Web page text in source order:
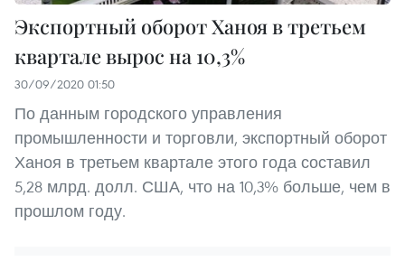
Экспортный оборот Ханоя в третьем
квартале вырос на 10,3%
30/09/2020 01:50
По данным городского управления
промышленности и торговли, экспортный оборот
Ханоя в третьем квартале этого года составил
5,28 млрд. долл. США, что на 10,3% больше, чем в
прошлом году.